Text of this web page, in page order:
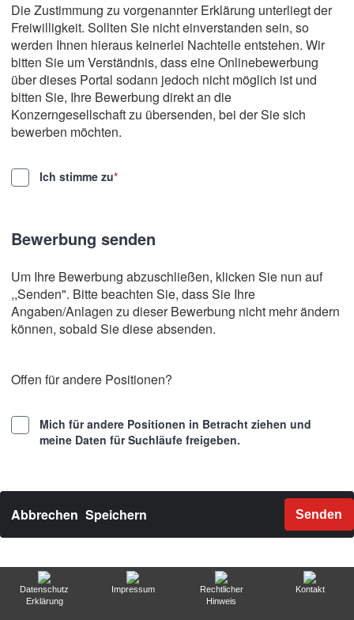
Die Zustimmung zu vorgenannter Erklärung unterliegt der
Freiwilligkeit. Sollten Sie nicht einverstanden sein, so
werden Ihnen hieraus keinerlei Nachteile entstehen. Wir
bitten Sie um Verständnis, dass eine Onlinebewerbung
über dieses Portal sodann jedoch nicht möglich ist und
bitten Sie, Ihre Bewerbung direkt an die
Konzerngesellschaft zu übersenden, bei der Sie sich
bewerben möchten.
Ich stimme zu*
Bewerbung senden
Um Ihre Bewerbung abzuschließen, klicken Sie nun auf
,,Senden". Bitte beachten Sie, dass Sie Ihre
Angaben/Anlagen zu dieser Bewerbung nicht mehr ändern
können, sobald Sie diese absenden.
Offen für andere Positionen?
Mich für andere Positionen in Betracht ziehen und
meine Daten für Suchläufe freigeben.
Abbrechen Speichern Senden
Datenschutz
Erklärung
Impressum
Rechtlicher
Hinweis
Kontakt